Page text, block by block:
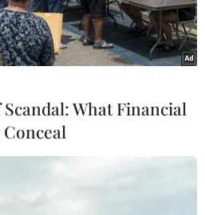
What Financial